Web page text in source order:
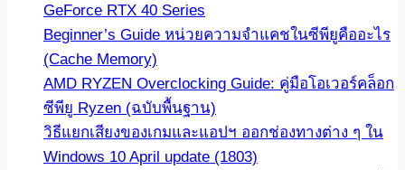
GeForce RTX 40 Series
Beginner’s Guide หน่วยความจำแคชในซีพียูคืออะไร
(Cache Memory)
AMD RYZEN Overclocking Guide: คู่มือโอเวอร์คล็อก
ซีพียู Ryzen (ฉบับพื้นฐาน)
วิธีแยกเสียงของเกมและแอปฯ ออกช่องทางต่าง ๆ ใน
Windows 10 April update (1803)